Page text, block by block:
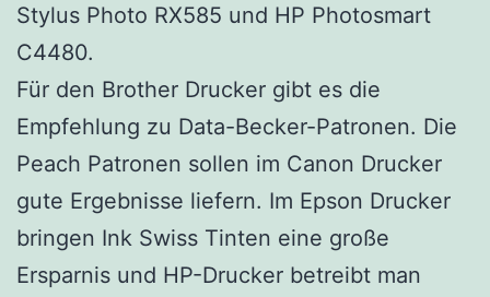
Stylus Photo RX585 und HP Photosmart
C4480.
Für den Brother Drucker gibt es die
Empfehlung zu Data-Becker-Patronen. Die
Peach Patronen sollen im Canon Drucker
gute Ergebnisse liefern. Im Epson Drucker
bringen Ink Swiss Tinten eine große
Ersparnis und HP-Drucker betreibt man